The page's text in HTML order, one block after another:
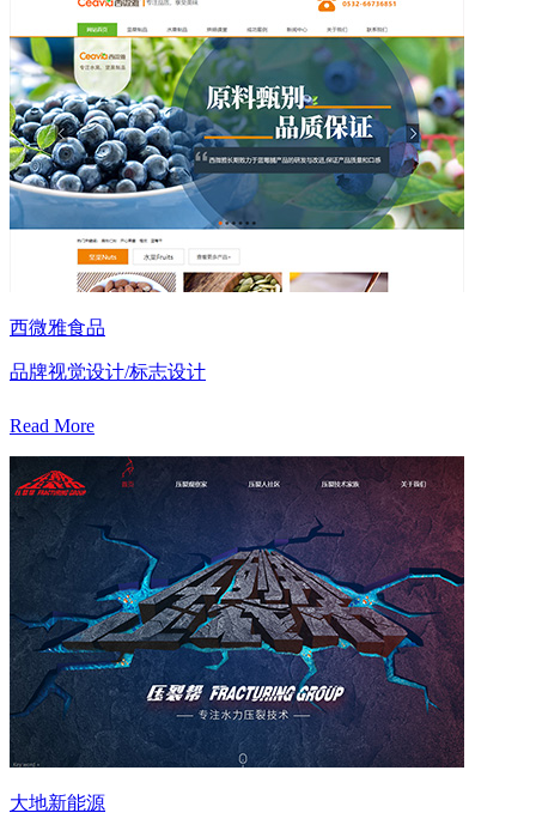
西微雅食品
品牌视觉设计/标志设计
Read More
大地新能源